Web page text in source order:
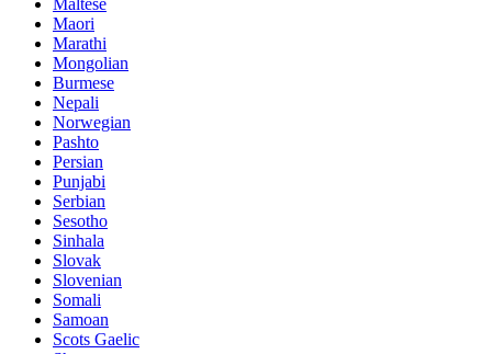
Maltese
Maori
Marathi
Mongolian
Burmese
Nepali
Norwegian
Pashto
Persian
Punjabi
Serbian
Sesotho
Sinhala
Slovak
Slovenian
Somali
Samoan
Scots Gaelic